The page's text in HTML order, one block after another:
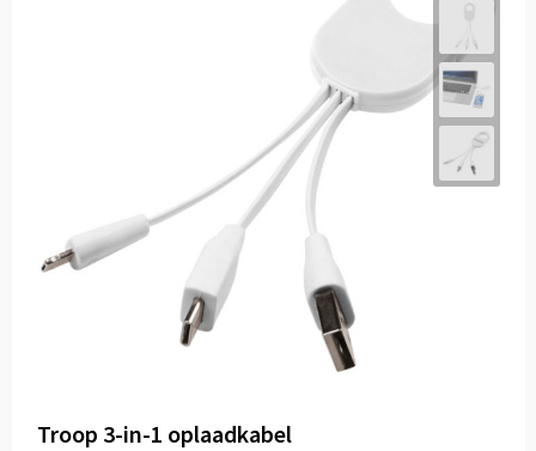
Troop 3-in-1 oplaadkabel